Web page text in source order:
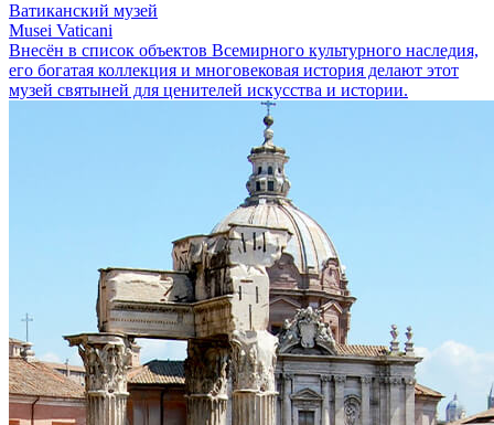
Ватиканский музей
Musei Vaticani
Внесён в список объектов Всемирного культурного наследия,
его богатая коллекция и многовековая история делают этот
музей святыней для ценителей искусства и истории.